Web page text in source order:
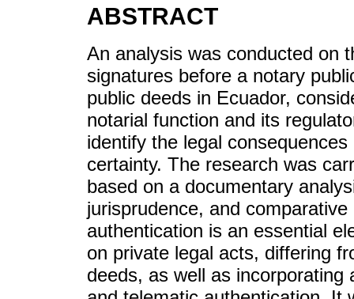
ABSTRACT
An analysis was conducted on
signatures before a notary
public deeds in Ecuador,
notarial function and its
identify the legal
certainty. The research was
based on a documentary
jurisprudence, and
authentication is an essential
on private legal acts, differing
deeds, as well as